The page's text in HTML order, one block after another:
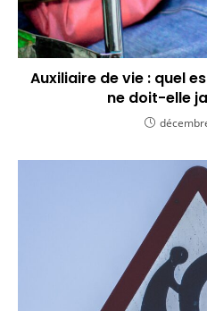
Auxiliaire de vie : quel
ne doit-elle